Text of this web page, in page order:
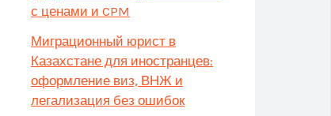
с ценами и CPM
Миграционный юрист в
Казахстане для иностранцев:
оформление виз, ВНЖ и
легализация без ошибок